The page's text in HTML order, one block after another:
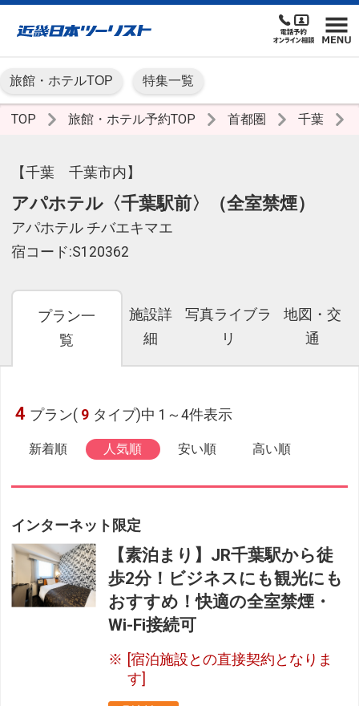
旅館・ホテルTOP 特集一覧
TOP 旅館・ホテル予約TOP 首都圏 千葉
【千葉 千葉市内】
アパホテル〈千葉駅前〉（全室禁煙）
アパホテル チバエキマエ
宿コード:S120362
プラン一
覧
施設詳
細
写真ライブラ
リ
地図・交
通
4 プラン( 9 タイプ)中 1～4件表示
新着順 人気順 安い順 高い順
インターネット限定
【素泊まり】JR千葉駅から徒
歩2分！ビジネスにも観光にも
おすすめ！快適の全室禁煙・
Wi-Fi接続可
[宿泊施設との直接契約となりま
す]